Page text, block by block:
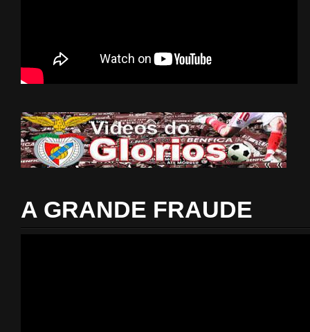
A GRANDE FRAUDE